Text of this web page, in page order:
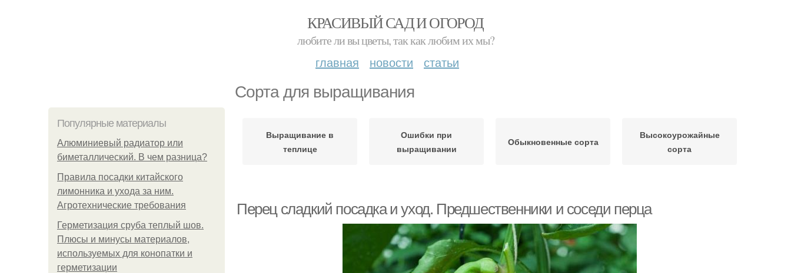
КРАСИВЫЙ САД И ОГОРОД
любите ли вы цветы, так как любим их мы?
главная новости статьи
Сорта для выращивания
Популярные материалы
Алюминиевый радиатор или
биметаллический. В чем разница?
Правила посадки китайского
лимонника и ухода за ним.
Агротехнические требования
Герметизация сруба теплый шов.
Плюсы и минусы материалов,
используемых для конопатки и
герметизации
Выращивание в
теплице
Ошибки при
выращивании
Обыкновенные сорта
Высокоурожайные
сорта
Перец сладкий посадка и уход. Предшественники и соседи перца